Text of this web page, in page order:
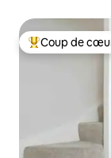
Coups de cœur
Coup de